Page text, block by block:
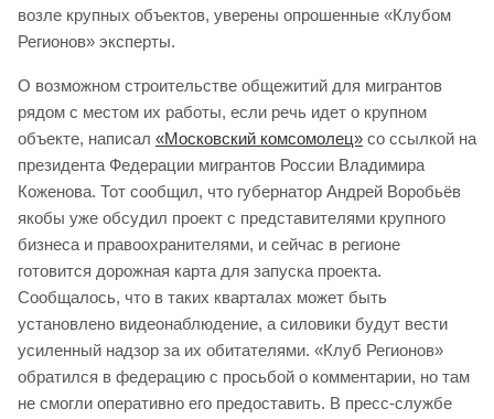
возле крупных объектов, уверены опрошенные «Клубом
Регионов» эксперты.
О возможном строительстве общежитий для мигрантов
рядом с местом их работы, если речь идет о крупном
объекте, написал «Московский комсомолец» со ссылкой на
президента Федерации мигрантов России Владимира
Коженова. Тот сообщил, что губернатор Андрей Воробьёв
якобы уже обсудил проект с представителями крупного
бизнеса и правоохранителями, и сейчас в регионе
готовится дорожная карта для запуска проекта.
Сообщалось, что в таких кварталах может быть
установлено видеонаблюдение, а силовики будут вести
усиленный надзор за их обитателями. «Клуб Регионов»
обратился в федерацию с просьбой о комментарии, но там
не смогли оперативно его предоставить. В пресс-службе